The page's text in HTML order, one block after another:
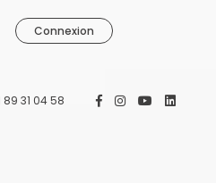
Connexion
89 31 04 58